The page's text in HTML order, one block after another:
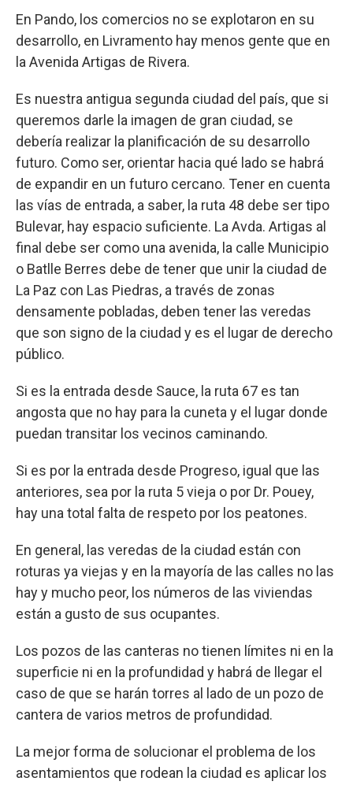
En Pando, los comercios no se explotaron en su
desarrollo, en Livramento hay menos gente que en
la Avenida Artigas de Rivera.
Es nuestra antigua segunda ciudad del país, que si
queremos darle la imagen de gran ciudad, se
debería realizar la planificación de su desarrollo
futuro. Como ser, orientar hacia qué lado se habrá
de expandir en un futuro cercano. Tener en cuenta
las vías de entrada, a saber, la ruta 48 debe ser tipo
Bulevar, hay espacio suficiente. La Avda. Artigas al
final debe ser como una avenida, la calle Municipio
o Batlle Berres debe de tener que unir la ciudad de
La Paz con Las Piedras, a través de zonas
densamente pobladas, deben tener las veredas
que son signo de la ciudad y es el lugar de derecho
público.
Si es la entrada desde Sauce, la ruta 67 es tan
angosta que no hay para la cuneta y el lugar donde
puedan transitar los vecinos caminando.
Si es por la entrada desde Progreso, igual que las
anteriores, sea por la ruta 5 vieja o por Dr. Pouey,
hay una total falta de respeto por los peatones.
En general, las veredas de la ciudad están con
roturas ya viejas y en la mayoría de las calles no las
hay y mucho peor, los números de las viviendas
están a gusto de sus ocupantes.
Los pozos de las canteras no tienen límites ni en la
superficie ni en la profundidad y habrá de llegar el
caso de que se harán torres al lado de un pozo de
cantera de varios metros de profundidad.
La mejor forma de solucionar el problema de los
asentamientos que rodean la ciudad es aplicar los